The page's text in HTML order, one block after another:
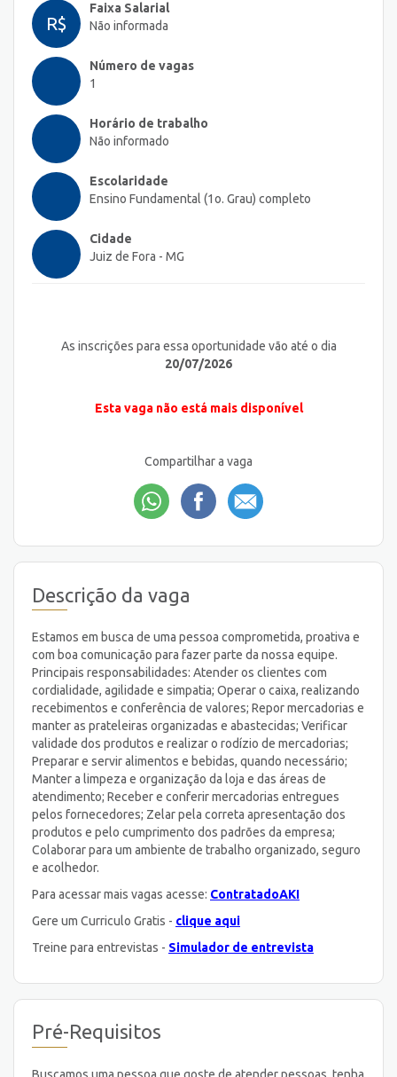
R$
Faixa Salarial
Não informada
Número de vagas
1
Horário de trabalho
Não informado
Escolaridade
Ensino Fundamental (1o. Grau) completo
Cidade
Juiz de Fora - MG
As inscrições para essa oportunidade vão até o dia
20/07/2026
Esta vaga não está mais disponível
Compartilhar a vaga
Descrição da vaga
Estamos em busca de uma pessoa comprometida, proativa e
com boa comunicação para fazer parte da nossa equipe.
Principais responsabilidades: Atender os clientes com
cordialidade, agilidade e simpatia; Operar o caixa, realizando
recebimentos e conferência de valores; Repor mercadorias e
manter as prateleiras organizadas e abastecidas; Verificar
validade dos produtos e realizar o rodízio de mercadorias;
Preparar e servir alimentos e bebidas, quando necessário;
Manter a limpeza e organização da loja e das áreas de
atendimento; Receber e conferir mercadorias entregues
pelos fornecedores; Zelar pela correta apresentação dos
produtos e pelo cumprimento dos padrões da empresa;
Colaborar para um ambiente de trabalho organizado, seguro
e acolhedor.
Para acessar mais vagas acesse: ContratadoAKI
Gere um Curriculo Gratis - clique aqui
Treine para entrevistas - Simulador de entrevista
Pré-Requisitos
Buscamos uma pessoa que goste de atender pessoas, tenha